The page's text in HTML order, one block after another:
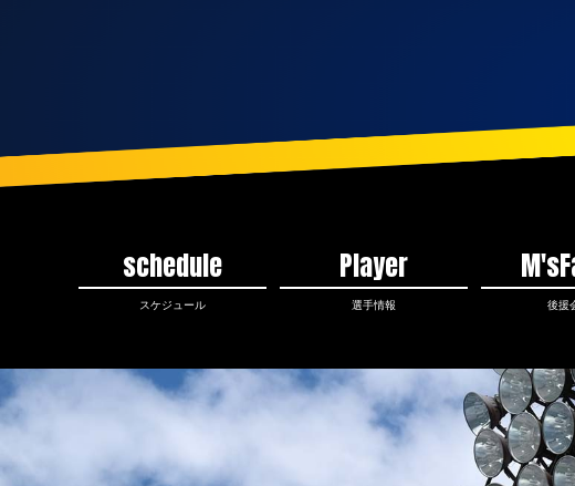
schedule
スケジュール
Player
選手情報 後援